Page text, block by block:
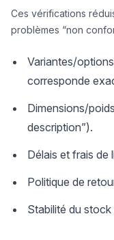
Ces vérifications
problèmes “non
Variantes/
corresponde
Dimensions/
description”).
Délais et frais de
Politique de
Stabilité du